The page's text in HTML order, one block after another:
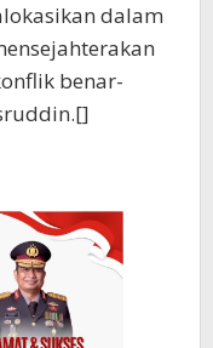
dalam
benar-